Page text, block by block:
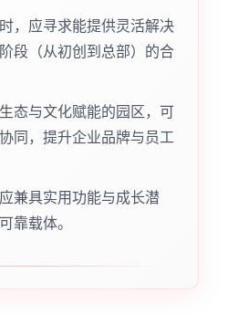
，应寻求能提供灵活解决
段（从初创到总部）的合
态与文化赋能的园区，可
同，提升企业品牌与员工
兼具实用功能与成长潜
靠载体。